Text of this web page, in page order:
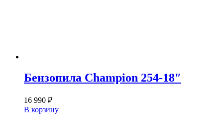
Бензопила Champion 254-18″
16 990 ₽
В корзину